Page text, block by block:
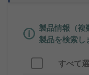
製品情報（複
製品を検索し
すべて